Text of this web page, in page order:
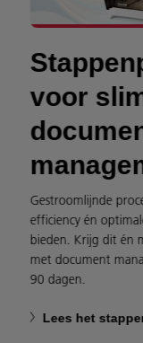
voor
Gestroomlijnde
efficiency én
bieden. Krijg dit én
met document
90 dagen.
Lees het